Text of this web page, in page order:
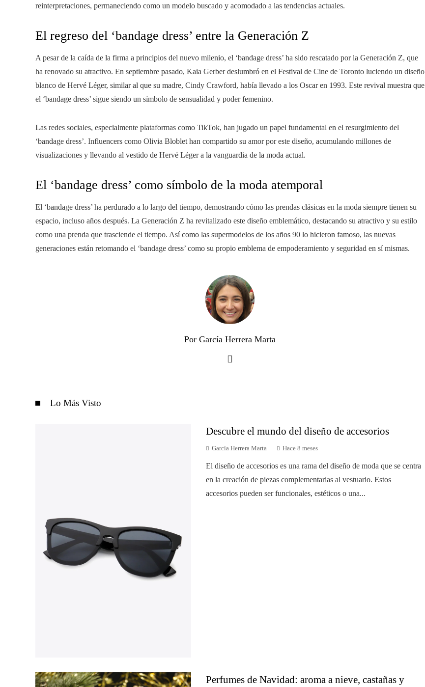
reinterpretaciones, permaneciendo como un modelo buscado y acomodado a las tendencias actuales.
El regreso del ‘bandage dress’ entre la Generación Z
A pesar de la caída de la firma a principios del nuevo milenio, el ‘bandage dress’ ha sido rescatado por la Generación Z, que
ha renovado su atractivo. En septiembre pasado, Kaia Gerber deslumbró en el Festival de Cine de Toronto luciendo un diseño
blanco de Hervé Léger, similar al que su madre, Cindy Crawford, había llevado a los Oscar en 1993. Este revival muestra que
el ‘bandage dress’ sigue siendo un símbolo de sensualidad y poder femenino.
Las redes sociales, especialmente plataformas como TikTok, han jugado un papel fundamental en el resurgimiento del
‘bandage dress’. Influencers como Olivia Bloblet han compartido su amor por este diseño, acumulando millones de
visualizaciones y llevando al vestido de Hervé Léger a la vanguardia de la moda actual.
El ‘bandage dress’ como símbolo de la moda atemporal
El ‘bandage dress’ ha perdurado a lo largo del tiempo, demostrando cómo las prendas clásicas en la moda siempre tienen su
espacio, incluso años después. La Generación Z ha revitalizado este diseño emblemático, destacando su atractivo y su estilo
como una prenda que trasciende el tiempo. Así como las supermodelos de los años 90 lo hicieron famoso, las nuevas
generaciones están retomando el ‘bandage dress’ como su propio emblema de empoderamiento y seguridad en sí mismas.
Por García Herrera Marta
Lo Más Visto
Descubre el mundo del diseño de accesorios
García Herrera Marta Hace 8 meses
El diseño de accesorios es una rama del diseño de moda que se centra
en la creación de piezas complementarias al vestuario. Estos
accesorios pueden ser funcionales, estéticos o una...
Perfumes de Navidad: aroma a nieve, castañas y